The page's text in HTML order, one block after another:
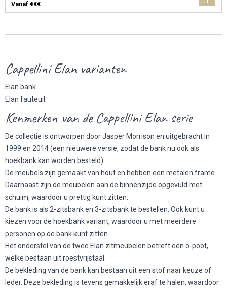
Vanaf €€€
Cappellini Elan varianten
Elan bank
Elan fauteuil
Kenmerken van de Cappellini Elan serie
De collectie is ontworpen door Jasper Morrison en uitgebracht in
1999 en 2014 (een nieuwere versie, zodat de bank nu ook als
hoekbank kan worden besteld).
De meubels zijn gemaakt van hout en hebben een metalen frame.
Daarnaast zijn de meubelen aan de binnenzijde opgevuld met
schuim, waardoor u prettig kunt zitten.
De bank is als 2-zitsbank en 3-zitsbank te bestellen. Ook kunt u
kiezen voor de hoekbank variant, waardoor u met meerdere
personen op de bank kunt zitten.
Het onderstel van de twee Elan zitmeubelen betreft een o-poot,
welke bestaan uit roestvrijstaal.
De bekleding van de bank kan bestaan uit een stof naar keuze of
leder. Deze bekleding is tevens gemakkelijk eraf te halen, waardoor